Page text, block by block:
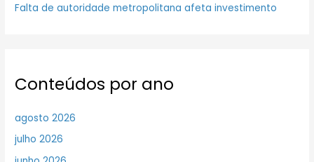
Falta de autoridade metropolitana afeta investimento
Conteúdos por ano
agosto 2026
julho 2026